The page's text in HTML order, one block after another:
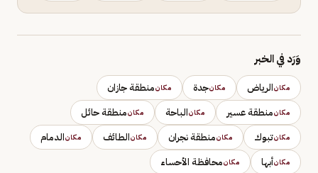
وَرَد في الخبر
مكانالرياض مكانجدة مكانمنطقة جازان
مكانمنطقة عسير مكانالباحة مكانمنطقة حائل
مكانتبوك مكانمنطقة نجران مكانالطائف مكانالدمام
مكانأبها مكانمحافظة الأحساء